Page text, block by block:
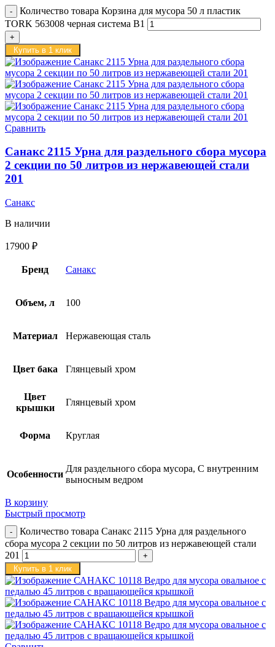
Количество товара Корзина для мусора 50 л пластик
TORK 563008 черная система B1
Купить в 1 клик
Сравнить
Санакс 2115 Урна для раздельного сбора мусора
2 секции по 50 литров из нержавеющей стали
201
Санакс
В наличии
17900 ₽
Бренд Санакс
Объем, л 100
Материал Нержавеющая сталь
Цвет бака Глянцевый хром
Цвет
крышки
Глянцевый хром
Форма Круглая
Особенности
Для раздельного сбора мусора, С внутренним
выносным ведром
В корзину
Быстрый просмотр
Количество товара Санакс 2115 Урна для раздельного
сбора мусора 2 секции по 50 литров из нержавеющей стали
201
Купить в 1 клик